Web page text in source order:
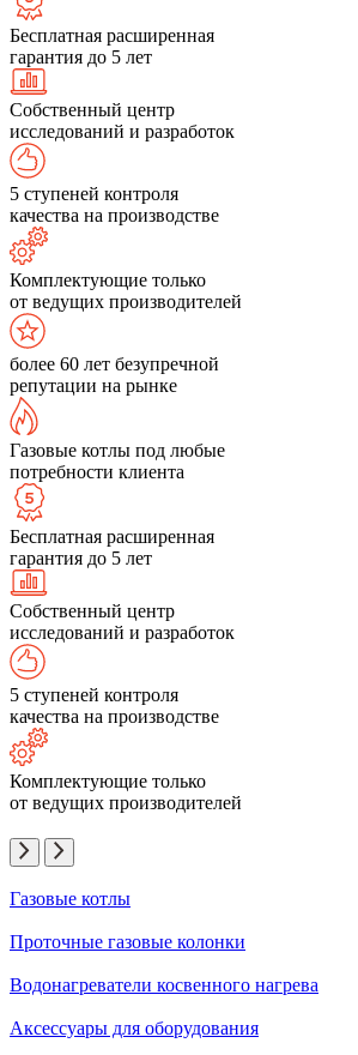
Бесплатная расширенная
гарантия до 5 лет
Собственный центр
исследований и разработок
5 ступеней контроля
качества на производстве
Комплектующие только
от ведущих производителей
более 60 лет безупречной
репутации на рынке
Газовые котлы под любые
потребности клиента
Бесплатная расширенная
гарантия до 5 лет
Собственный центр
исследований и разработок
5 ступеней контроля
качества на производстве
Комплектующие только
от ведущих производителей
Газовые котлы
Проточные газовые колонки
Водонагреватели косвенного нагрева
Аксессуары для оборудования